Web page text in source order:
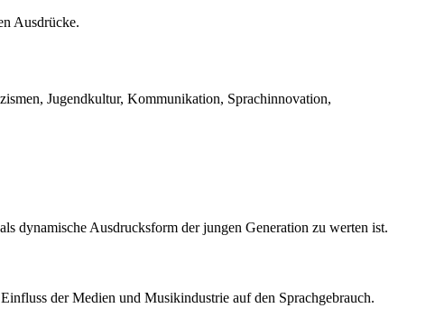
Ausdrücke.
Jugendkultur, Kommunikation, Sprachinnovation,
dynamische Ausdrucksform der jungen Generation zu werten ist.
der Medien und Musikindustrie auf den Sprachgebrauch.